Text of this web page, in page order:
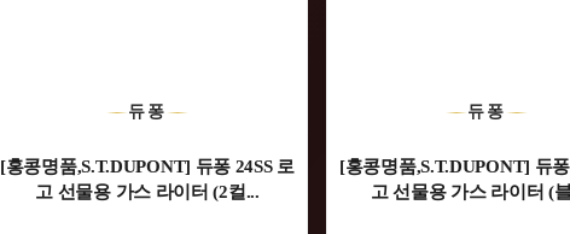
듀퐁
[홍콩명품,S.T.DUPONT] 듀퐁 24SS 로
고 선물용 가스 라이터 (2컬...
듀퐁
[홍콩명품,S.T.DUPONT] 듀퐁
고 선물용 가스 라이터 (